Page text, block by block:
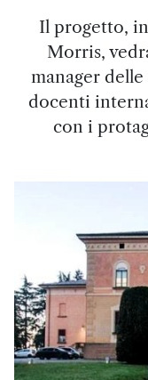
Il progetto,
Morris,
manager
docenti
con i